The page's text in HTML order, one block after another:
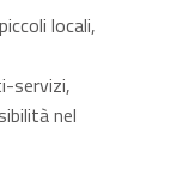
locali,
servizi,
nel